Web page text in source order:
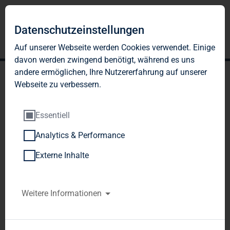
TAG Immobilien AG: TAG
akquiriert
Wohnimmobilienportfolio
beschließt eine
Datenschutzeinstellungen
Auf unserer Webseite werden Cookies verwendet. Einige
davon werden zwingend benötigt, während es uns
andere ermöglichen, Ihre Nutzererfahrung auf unserer
Webseite zu verbessern.
Essentiell
Analytics & Performance
Externe Inhalte
Weitere Informationen